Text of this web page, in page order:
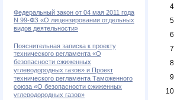
Федеральный закон от 04 мая 2011 года
N 99-ФЗ «О лицензировании отдельных
видов деятельности»
Пояснительная записка к проекту
технического регламента «О
безопасности сжиженных
углеводородных газов» и Проект
технического регламента Таможенного
союза «О безопасности сжиженных
углеводородных газов»